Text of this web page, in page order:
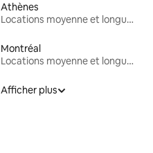
Athènes
Locations moyenne et longue durée
Montréal
Locations moyenne et longue durée
Afficher plus